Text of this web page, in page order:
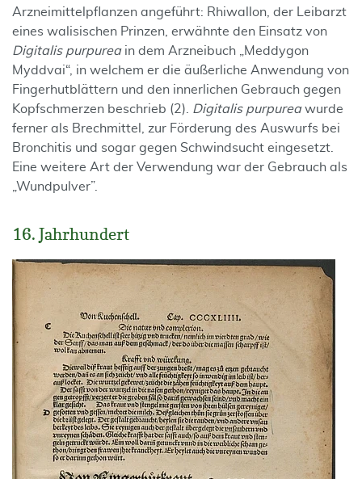
Arzneimittelpflanzen angeführt: Rhiwallon, der Leibarzt
eines walisischen Prinzen, erwähnte den Einsatz von
Digitalis purpureain dem Arzneibuch „Meddygon
Myddvai“, in welchem er die äußerliche Anwendung von
Fingerhutblättern und den innerlichen Gebrauch gegen
Kopfschmerzen beschrieb (2). Digitalis purpureawurde
ferner als Brechmittel, zur Förderung des Auswurfs bei
Bronchitis und sogar gegen Schwindsucht eingesetzt.
Eine weitere Art der Verwendung war der Gebrauch als
„Wundpulver”.
16. Jahrhundert